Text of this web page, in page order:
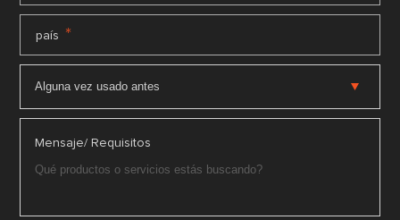
país *
Mensaje/ Requisitos